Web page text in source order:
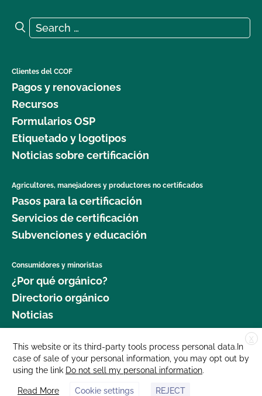
Search for:
Search
Clientes del CCOF
Pagos y renovaciones
Recursos
Formularios OSP
Etiquetado y logotipos
Noticias sobre certificación
Agricultores, manejadores y productores no certificados
Pasos para la certificación
Servicios de certificación
Subvenciones y educación
Consumidores y minoristas
¿Por qué orgánico?
Directorio orgánico
Noticias
Donar
Carreras profesionales
Sala de prensa
X
This website or its third-party tools process personal data.In
case of sale of your personal information, you may opt out by
using the link Do not sell my personal information.
Read More Cookie settings REJECT